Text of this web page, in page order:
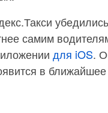
самим
для iOS.
в